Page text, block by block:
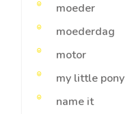
moeder
moederdag
motor
my little pony
name it